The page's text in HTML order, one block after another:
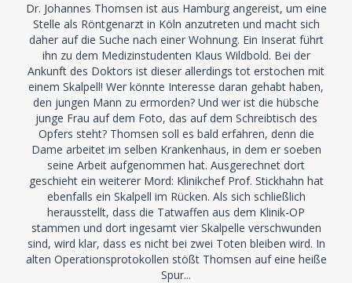
Dr. Johannes Thomsen ist aus Hamburg angereist, um eine
Stelle als Röntgenarzt in Köln anzutreten und macht sich
daher auf die Suche nach einer Wohnung. Ein Inserat führt
ihn zu dem Medizinstudenten Klaus Wildbold. Bei der
Ankunft des Doktors ist dieser allerdings tot erstochen mit
einem Skalpell! Wer könnte Interesse daran gehabt haben,
den jungen Mann zu ermorden? Und wer ist die hübsche
junge Frau auf dem Foto, das auf dem Schreibtisch des
Opfers steht? Thomsen soll es bald erfahren, denn die
Dame arbeitet im selben Krankenhaus, in dem er soeben
seine Arbeit aufgenommen hat. Ausgerechnet dort
geschieht ein weiterer Mord: Klinikchef Prof. Stickhahn hat
ebenfalls ein Skalpell im Rücken. Als sich schließlich
herausstellt, dass die Tatwaffen aus dem Klinik-OP
stammen und dort ingesamt vier Skalpelle verschwunden
sind, wird klar, dass es nicht bei zwei Toten bleiben wird. In
alten Operationsprotokollen stößt Thomsen auf eine heiße
Spur...